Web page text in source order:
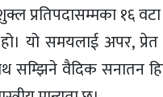
प्रतिपदासम्मका १६
यो समयलाई अपर,
सम्झिने वैदिक सनातन